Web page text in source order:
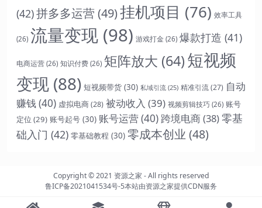
(42)拼多多运营 (49)挂机项目 (76) 效率工具
(26) 流量变现 (98) 游戏打金 (26) 爆款打造 (41)
电商运营 (26) 知识付费 (26) 矩阵放大 (64)短视频
变现 (88) 短视频带货 (30) 私域引流 (25) 精准引流(27) 自动
赚钱(40) 虚拟电商(28) 被动收入 (39) 视频剪辑技巧 (26) 账号
定位 (29) 账号起号 (30) 账号运营(40) 跨境电商 (38) 零基
础入门 (42) 零基础教程 (30) 零成本创业 (48)
Copyright © 2021 资源之家 - All rights reserved
鲁ICP备2021041534号-5本站由资源之家提供CDN服务